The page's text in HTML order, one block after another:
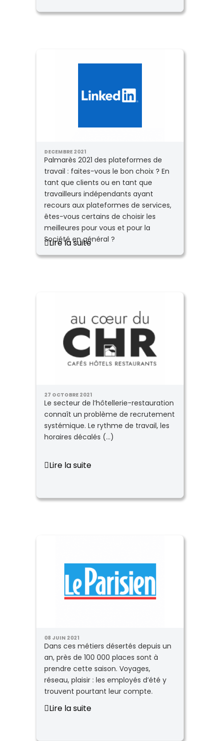
DECEMBRE 2021
Palmarès 2021 des plateformes de
travail : faites-vous le bon choix ? En
tant que clients ou en tant que
travailleurs indépendants ayant
recours aux plateformes de services,
êtes-vous certains de choisir les
meilleures pour vous et pour la
Société en général ?
Lire la suite
27 OCTOBRE 2021
Le secteur de l’hôtellerie-restauration
connaît un problème de recrutement
systémique. Le rythme de travail, les
horaires décalés (...)
Lire la suite
08 JUIN 2021
Dans ces métiers désertés depuis un
an, près de 100 000 places sont à
prendre cette saison. Voyages,
réseau, plaisir : les employés d’été y
trouvent pourtant leur compte.
Lire la suite